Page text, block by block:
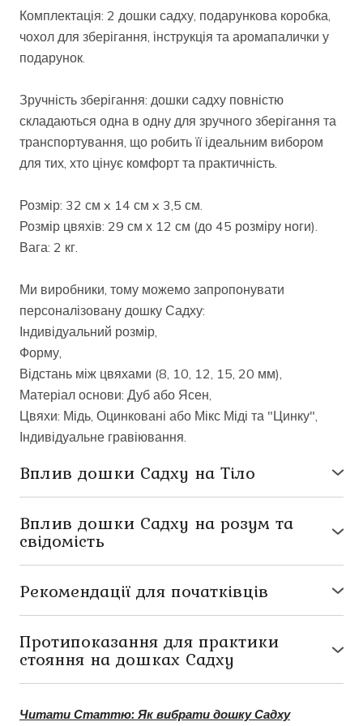
Комплектація: 2 дошки садху, подарункова коробка,
чохол для зберігання, інструкція та аромапалички у
подарунок.
Зручність зберігання: дошки садху повністю
складаються одна в одну для зручного зберігання та
транспортування, що робить її ідеальним вибором
для тих, хто цінує комфорт та практичність.
Розмір: 32 см x 14 см x 3,5 см.
Розмір цвяхів: 29 см х 12 см (до 45 розміру ноги).
Вага: 2 кг.
Ми виробники, тому можемо запропонувати
персоналізовану дошку Садху:
Індивідуальний розмір,
Форму,
Відстань між цвяхами (8, 10, 12, 15, 20 мм),
Матеріал основи: Дуб або Ясен,
Цвяхи: Мідь, Оцинковані або Мікс Міді та "Цинку",
Індивідуальне гравіювання.
Вплив дошки Садху на Тіло
● позбавлення від м'язових блоків і затисків;
● стимуляція кровообігу, обміну речовин,
● зниження больового порогу.
Вплив дошки Садху на розум та
свідомість
● розслаблення, відчуття радості, задоволення;
● заземлення;
● фокусування;
● відновлення внутрішніх ресурсів;
● усвідомленість.
Рекомендації для початківців
свічки та аромапалички, увімкніть розслаблюючу
уявіть, як ви стаєте на них, як стоїте. Дайте відповідь
Протипоказання для практики
стояння на дошках Садху
● підвищена температура,
Читати Статтю: Як вибрати дошку Садху